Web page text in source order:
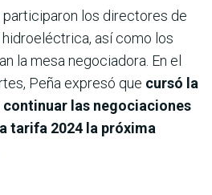
los directores de
así como los
la mesa negociadora. En el
Peña expresó que cursó la
las negociaciones
tarifa 2024 la próxima